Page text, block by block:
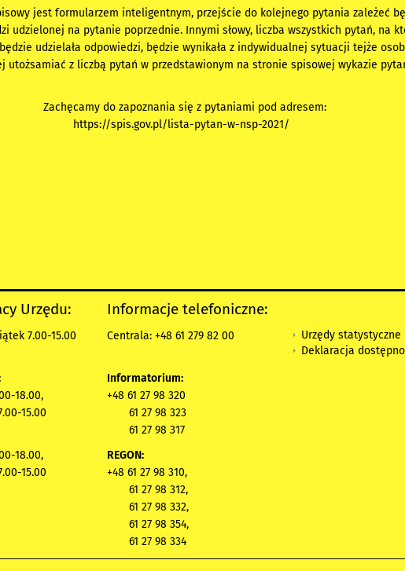
jest formularzem inteligentnym, przejście do kolejnego pytania zależeć
udzielonej na pytanie poprzednie. Innymi słowy, liczba wszystkich pytań, na
udzielała odpowiedzi, będzie wynikała z indywidualnej sytuacji tejże
utożsamiać z liczbą pytań w przedstawionym na stronie spisowej wykazie
Zachęcamy do zapoznania się z pytaniami pod adresem:
https://spis.gov.pl/lista-pytan-w-nsp-2021/
Urzędu:
7.00-15.00
18.00,
15.00
18.00,
15.00
Informacje telefoniczne:
Centrala: +48 61 279 82 00
Informatorium:
+48 61 27 98 320
61 27 98 323
61 27 98 317
REGON:
+48 61 27 98 310,
61 27 98 312,
61 27 98 332,
61 27 98 354,
61 27 98 334
Urzędy statystyczne
Deklaracja